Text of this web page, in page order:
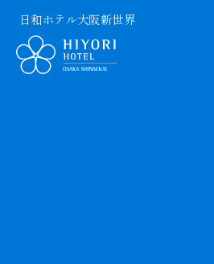
日和ホテル大阪新世界